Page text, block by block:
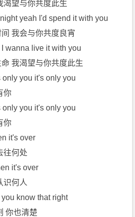
渴望与你共度此生
yeah I'd spend it with you
我会与你共度良宵
wanna live it with you
我渴望与你共度此生
you it's only you
你
you it's only you
你
it's over
往何处
it's over
识何人
you know that right
你也清楚